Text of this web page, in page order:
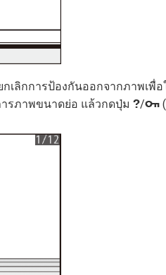
กเลิกการป้องกันออกจากภาพเพื่
รภาพขนาดย่อ แล้วกดปุ่ม Q/g (